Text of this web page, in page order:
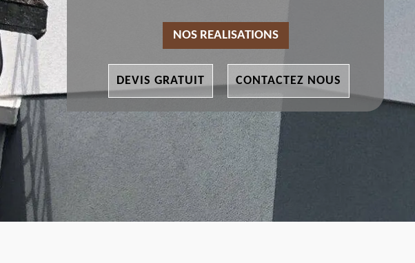
NOS REALISATIONS
DEVIS GRATUIT CONTACTEZ NOUS